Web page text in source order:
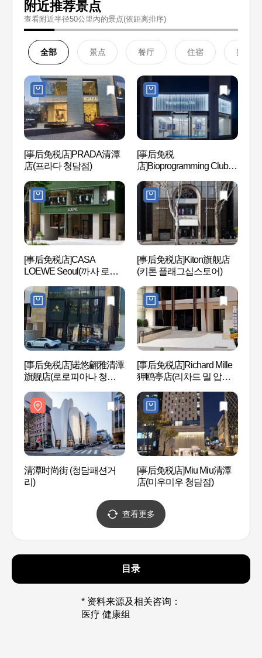
附近推荐景点
查看附近半径50公里內的景点(依距离排序)
全部 景点 餐厅 住宿 购物
[事后免税店]PRADA清潭
店(프라다 청담점)
[事后免税
店]Bioprogramming Club首
럽 서울)
[事后免税店]CASA
LOEWE Seoul(까사 로에
[事后免税店]Kiton旗舰店
(키톤 플래그십스토어)
[事后免税店]诺悠翩雅清潭
旗舰店(로로피아나 청담플
[事后免税店]Richard Mille
狎鸥亭店(리차드 밀 압구
清潭时尚街 (청담패션거
리)
[事后免税店]Miu Miu清潭
店(미우미우 청담점)
查看更多
目录
* 资料来源及相关咨询：
医疗 健康组